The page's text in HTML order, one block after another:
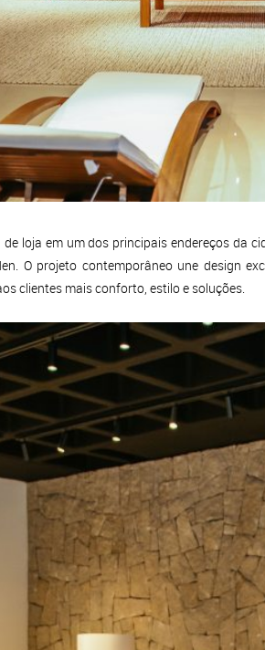
loja em um dos principais endereços da
O projeto contemporâneo une design
clientes mais conforto, estilo e soluções.